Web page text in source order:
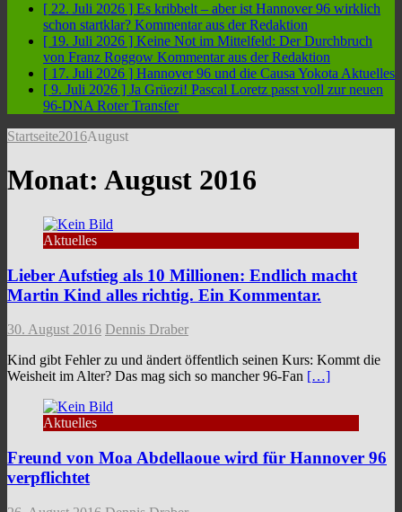
[ 22. Juli 2026 ] Es kribbelt – aber ist Hannover 96 wirklich
schon startklar? Kommentar aus der Redaktion
[ 19. Juli 2026 ] Keine Not im Mittelfeld: Der Durchbruch
von Franz Roggow Kommentar aus der Redaktion
[ 17. Juli 2026 ] Hannover 96 und die Causa Yokota Aktuelles
[ 9. Juli 2026 ] Ja Grüezi! Pascal Loretz passt voll zur neuen
96-DNA Roter Transfer
Startseite2016August
Monat: August 2016
Aktuelles
Lieber Aufstieg als 10 Millionen: Endlich macht
Martin Kind alles richtig. Ein Kommentar.
30. August 2016 Dennis Draber
Kind gibt Fehler zu und ändert öffentlich seinen Kurs: Kommt die
Weisheit im Alter? Das mag sich so mancher 96-Fan […]
Aktuelles
Freund von Moa Abdellaoue wird für Hannover 96
verpflichtet